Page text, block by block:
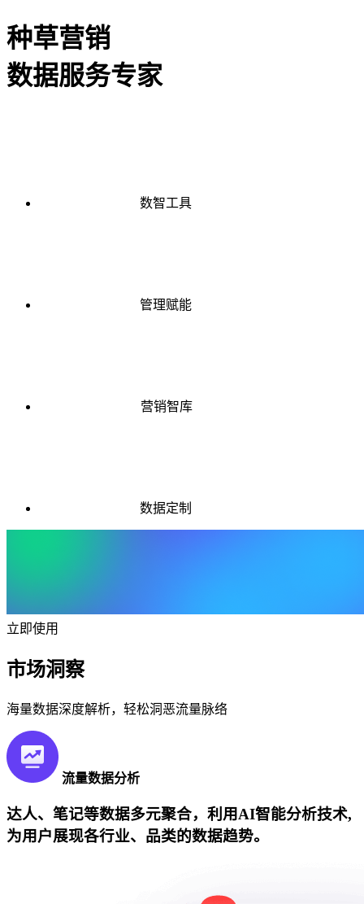
种草营销
数据服务专家
数智工具
管理赋能
营销智库
数据定制
立即使用
市场洞察
海量数据深度解析，轻松洞恶流量脉络
流量数据分析
达人、笔记等数据多元聚合，利用AI智能分析技术,
为用户展现各行业、品类的数据趋势。